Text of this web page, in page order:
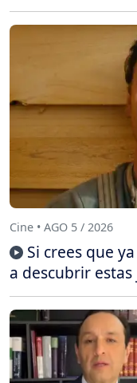
Cine • AGO 5 / 2026
Si crees que
a descubrir